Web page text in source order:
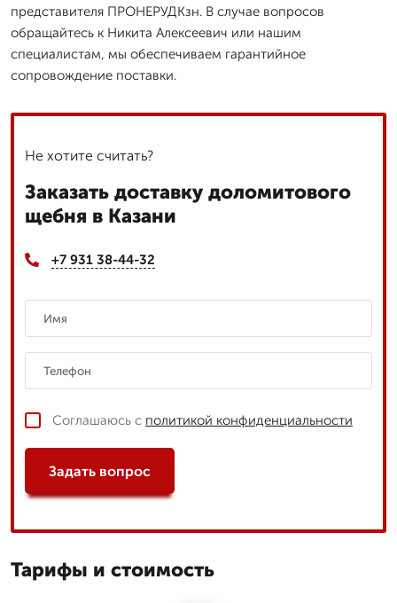
представителя ПРОНЕРУДКзн. В случае вопросов
обращайтесь к Никита Алексеевич или нашим
специалистам, мы обеспечиваем гарантийное
сопровождение поставки.
Не хотите считать?
Заказать доставку доломитового
щебня в Казани
+7 931 38-44-32
Соглашаюсь с политикой конфиденциальности
Задать вопрос
Тарифы и стоимость